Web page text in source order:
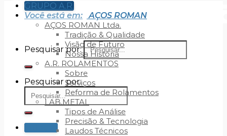
Pesquisar por:
Pesquisar por:
Cotação
GRUPO A.R.
Você está em:
AÇOS ROMAN
AÇOS ROMAN Ltda.
Tradição & Qualidade
Visão de Futuro
Nossa História
A.R. ROLAMENTOS
Sobre
Serviços
Reforma de Rolamentos
LAB.METAL
Tipos de Análise
Precisão & Tecnologia
Laudos Técnicos